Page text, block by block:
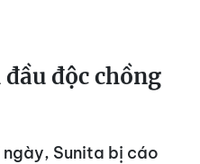
độc chồng
Sunita bị cáo